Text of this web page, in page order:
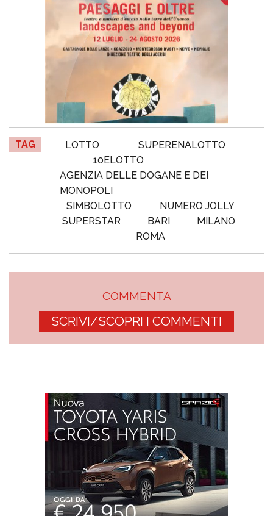
TAG LOTTO
SUPERENALOTTO
10ELOTTO
AGENZIA DELLE DOGANE E DEI
MONOPOLI
SIMBOLOTTO
NUMERO JOLLY
SUPERSTAR
BARI
MILANO
ROMA
COMMENTA
SCRIVI/SCOPRI I COMMENTI